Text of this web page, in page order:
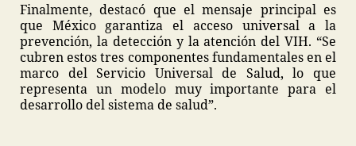
Finalmente, destacó que el mensaje principal es
que México garantiza el acceso universal a la
prevención, la detección y la atención del VIH. “Se
cubren estos tres componentes fundamentales en el
marco del Servicio Universal de Salud, lo que
representa un modelo muy importante para el
desarrollo del sistema de salud”.